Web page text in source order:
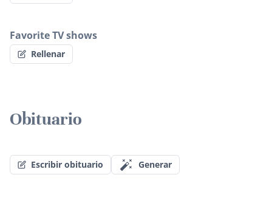
Favorite TV shows
Rellenar
Obituario
Escribir obituario Generar